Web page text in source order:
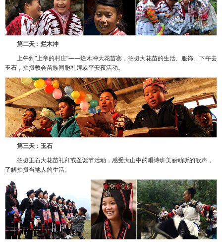
第二天：烂木冲
上午到“上帝的村庄”——烂木冲大花苗寨，拍摄大花苗的生活、服饰。下午去
玉石，拍摄教会苗族同胞礼拜或平安夜活动。
第三天：玉石
拍摄玉石大花苗礼拜或圣诞节活动，感受大山中的唱诗班美丽动听的歌声，
了解拍摄当地人的生活。